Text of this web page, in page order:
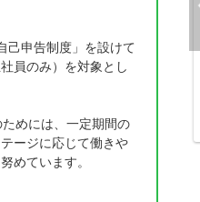
己申告制度」を設けて
員のみ）を対象とし
めには、一定期間の
ージに応じて働きや
めています。